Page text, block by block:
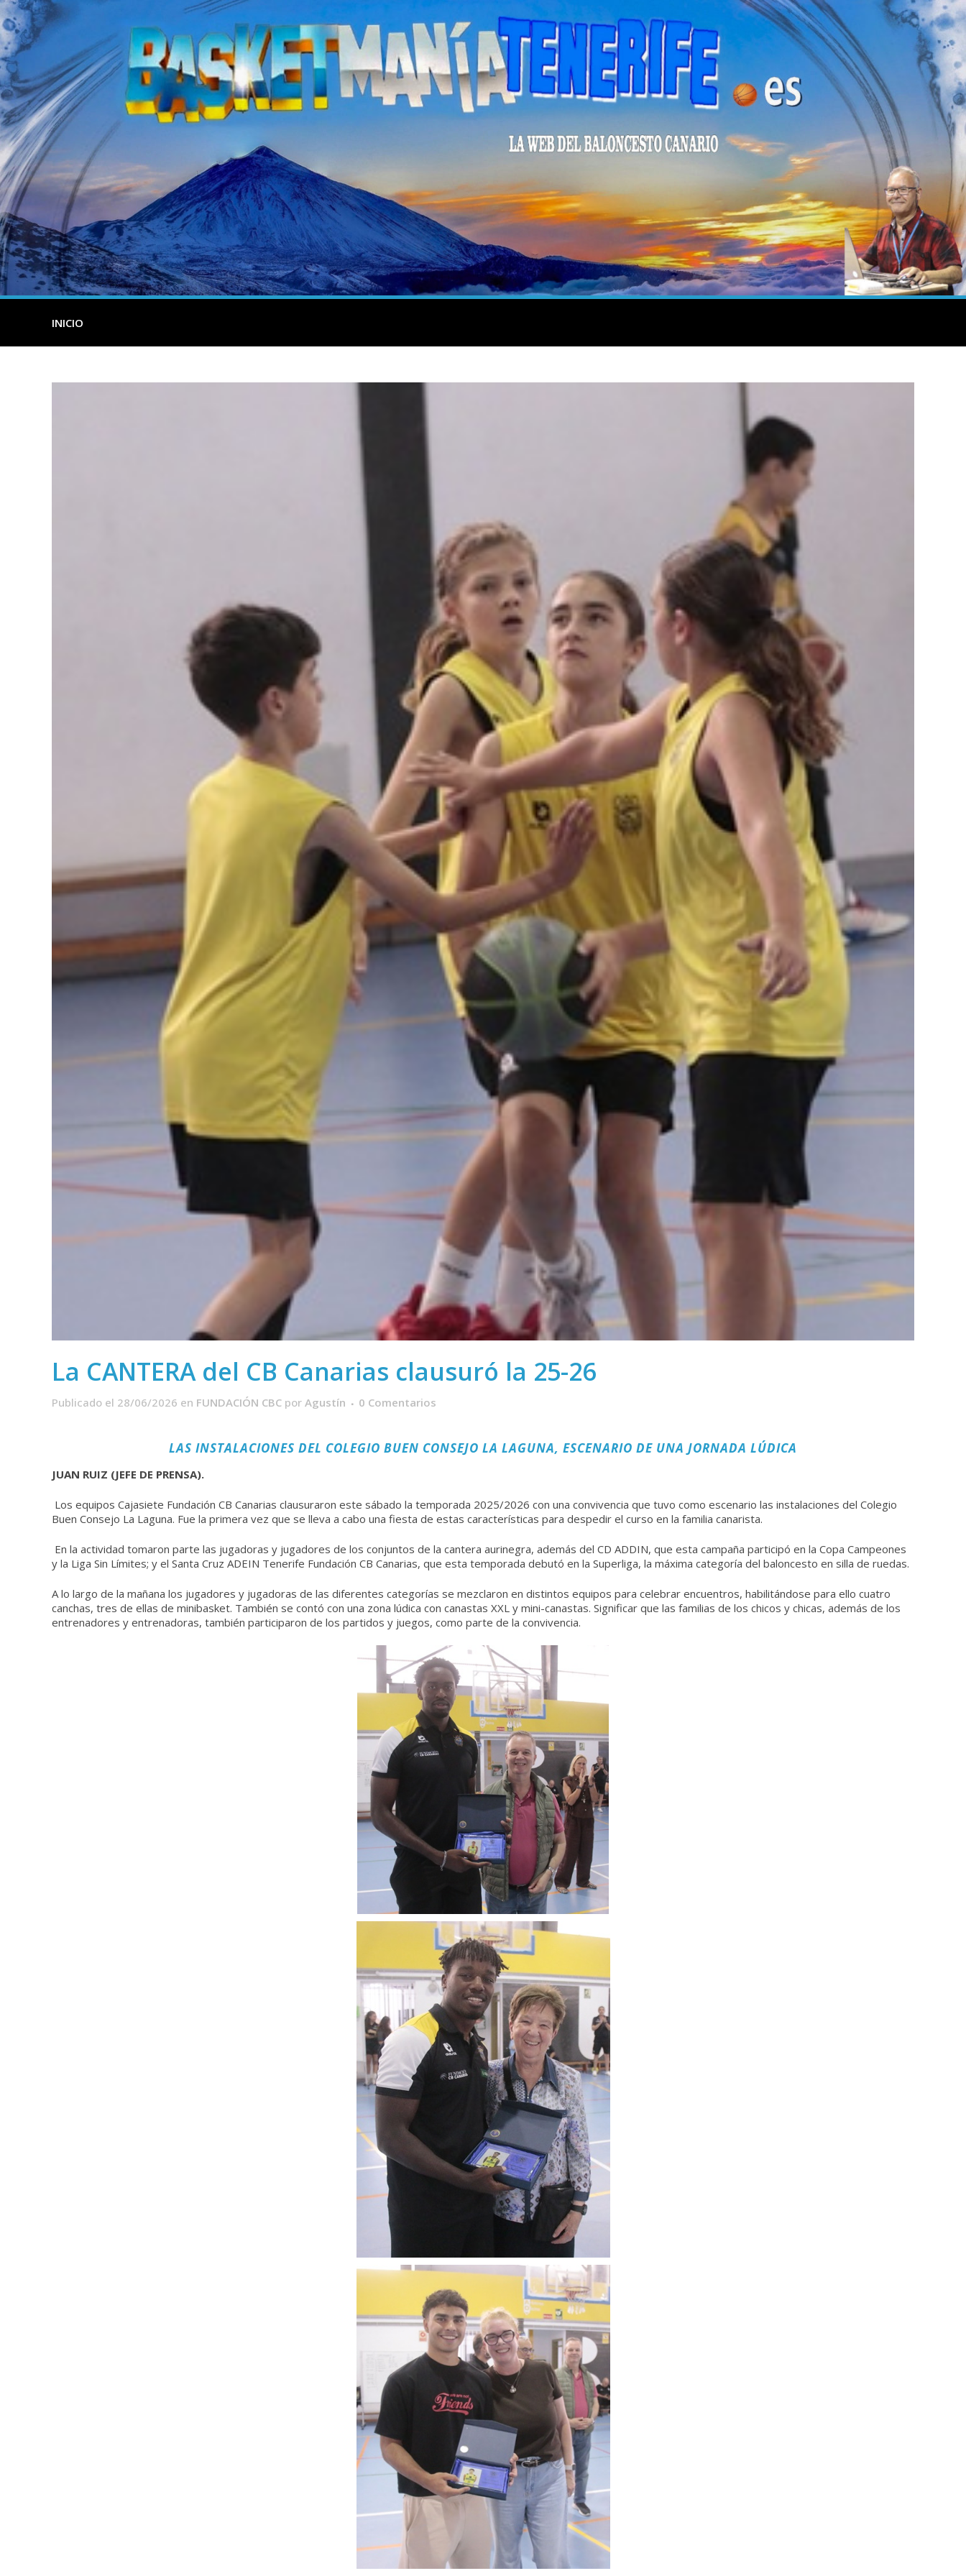
INICIO
La CANTERA del CB Canarias clausuró la 25-26
Publicado el 28/06/2026 en FUNDACIÓN CBC por Agustín 0 Comentarios
LAS INSTALACIONES DEL COLEGIO BUEN CONSEJO LA LAGUNA, ESCENARIO DE UNA JORNADA LÚDICA
JUAN RUIZ (JEFE DE PRENSA).
Los equipos Cajasiete Fundación CB Canarias clausuraron este sábado la temporada 2025/2026 con una convivencia que tuvo como escenario las instalaciones del Colegio
Buen Consejo La Laguna. Fue la primera vez que se lleva a cabo una fiesta de estas características para despedir el curso en la familia canarista.
En la actividad tomaron parte las jugadoras y jugadores de los conjuntos de la cantera aurinegra, además del CD ADDIN, que esta campaña participó en la Copa Campeones
y la Liga Sin Límites; y el Santa Cruz ADEIN Tenerife Fundación CB Canarias, que esta temporada debutó en la Superliga, la máxima categoría del baloncesto en silla de ruedas.
A lo largo de la mañana los jugadores y jugadoras de las diferentes categorías se mezclaron en distintos equipos para celebrar encuentros, habilitándose para ello cuatro
canchas, tres de ellas de minibasket. También se contó con una zona lúdica con canastas XXL y mini-canastas. Significar que las familias de los chicos y chicas, además de los
entrenadores y entrenadoras, también participaron de los partidos y juegos, como parte de la convivencia.